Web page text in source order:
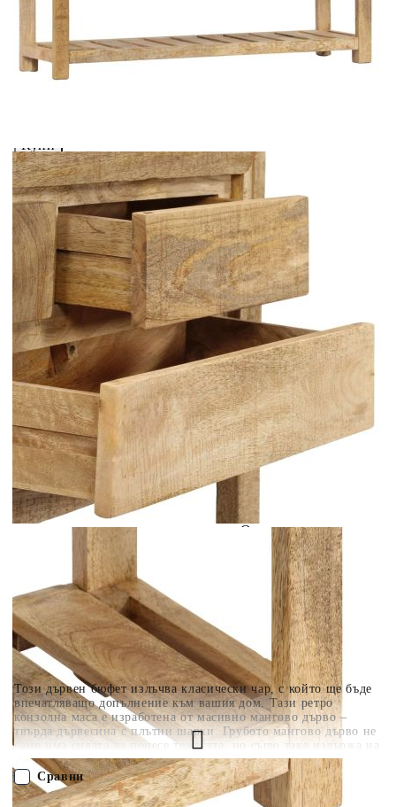
Този дървен бюфет излъчва класически чар, с който ще бъде
впечатляващо допълнение към вашия дом. Тази ретро
конзолна маса е изработена от масивно мангово дърво –
твърда дървесина с плътни шарки. Грубото мангово дърво не
само има силата да понесе тежестта, но също така издържа на
износване във времето. В резултат на това тази странична
маса е много стабилна, издръжлива и привличаща
вниманието. Висококачествената изработка и елегантните
дървесни шарки правят всяка от нашите холни маси
Acest tabel are caracter informativ. Adăugați produsul în
coșul de cumpărături unde veți putea selecta detaliile
cererii de creditare.
Предоставената таблица е с информационна цел.
Предоставената таблица е с информационна цел.
Добавете продукта в количката си с бутона "Добави в
количката" и при поръчка ще можете да изберете броя
вноски на кредита.
Предоставената таблица е с информационна цел.
Добавете продукта в количката си с бутона "Добави в
количката" и при поръчка ще можете да изберете броя
вноски на кредита.
Предоставената таблица е с информационна цел.
Добавете продукта в количката си с бутона "Добави в
количката" и при поръчка ще можете да изберете броя
вноски на кредита.
Когато плащате с NewPay, всъщност NewPay плаща
поръчката Ви вместо Вас. Вие я получавате и
разполагате с три начина да я платите към тях:
Отложено до 30 дни от момента на изпращане на
поръчката без оскъпяване. За покупки на стойност до
400 лв. / €204,52
Плащане на 4 вноски. Заплащате 20% от стойността на
поръчката си на момента с карта. Останалата сума се
разделя на 3 равни месечни вноски без оскъпяване. За
покупки на стойност до 1000 лв. / €511.31
Плащане на 6 вноски. Стойността на поръчката се
разпределя в 6 равни месечни вноски с оскъпяване. За
покупки на стойност до 2000 лв. / €1022.61
Сравни